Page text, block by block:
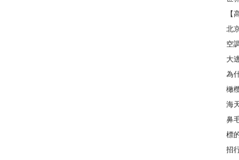
入
【
資
北
空
大
為
牢
橄
海
鼻
嗎
標
的條
招